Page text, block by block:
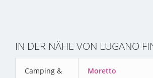
IN DER NÄHE VON LUGANO
Camping &
Moretto